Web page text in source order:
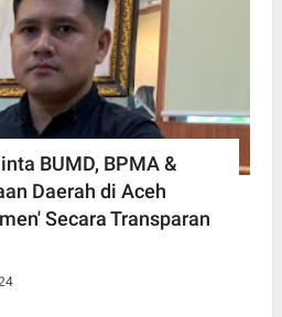
BUMD, BPMA &
Daerah di Aceh
Secara Transparan